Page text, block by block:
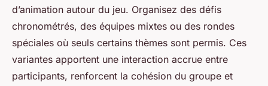
d’animation autour du jeu. Organisez des défis
chronométrés, des équipes mixtes ou des rondes
spéciales où seuls certains thèmes sont permis. Ces
variantes apportent une interaction accrue entre
participants, renforcent la cohésion du groupe et